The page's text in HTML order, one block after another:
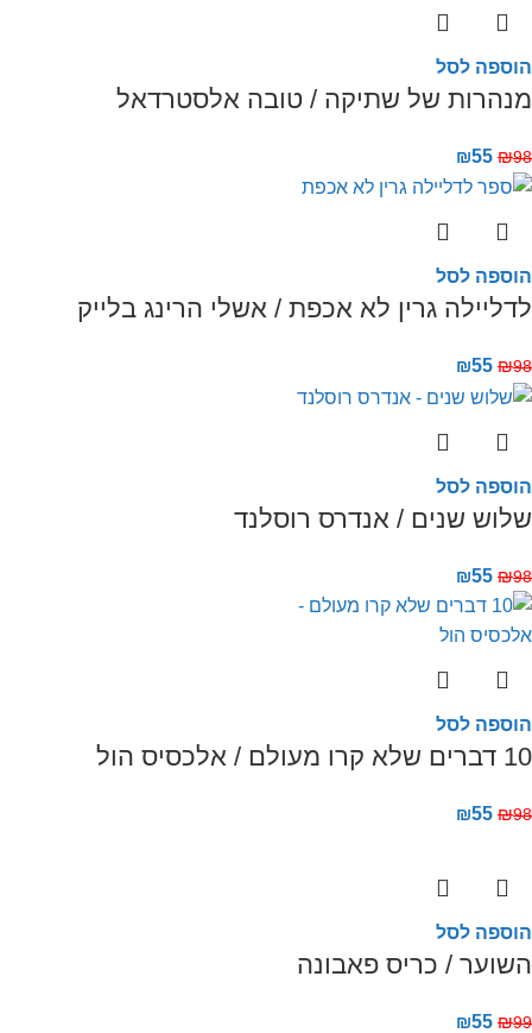
הוספה לסל
מנהרות של שתיקה / טובה אלסטרדאל
₪98
₪55
הוספה לסל
לדליילה גרין לא אכפת / אשלי הרינג בלייק
₪98
₪55
הוספה לסל
שלוש שנים / אנדרס רוסלנד
₪98
₪55
הוספה לסל
10 דברים שלא קרו מעולם / אלכסיס הול
₪98
₪55
הוספה לסל
השוער / כריס פאבונה
₪99
₪55